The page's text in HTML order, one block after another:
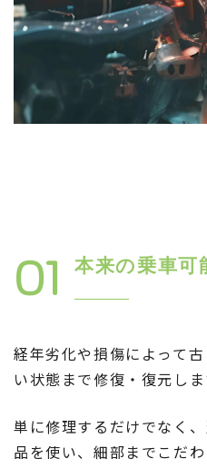
01 本来の乗車可
経年劣化や損傷によって
い状態まで修復・復元しま
単に修理するだけでなく
品を使い、細部までこだ